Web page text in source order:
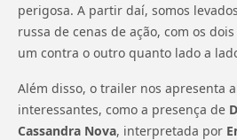
perigosa. A partir daí, somos
russa de cenas de ação, com os
um contra o outro quanto lado a
Além disso, o trailer nos apresenta
interessantes, como a presença de
Cassandra Nova, interpretada por